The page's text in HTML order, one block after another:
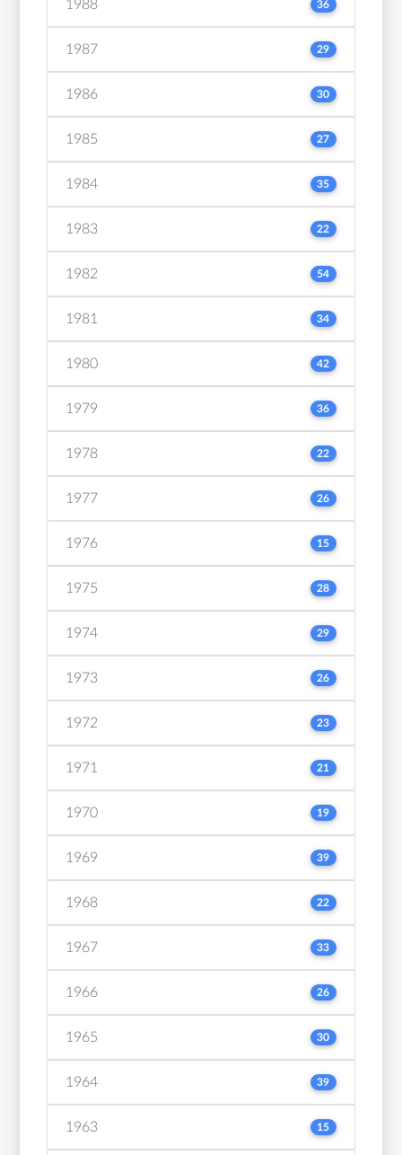
1988 36
1987 29
1986 30
1985 27
1984 35
1983 22
1982 54
1981 34
1980 42
1979 36
1978 22
1977 26
1976 15
1975 28
1974 29
1973 26
1972 23
1971 21
1970 19
1969 39
1968 22
1967 33
1966 26
1965 30
1964 39
1963 15